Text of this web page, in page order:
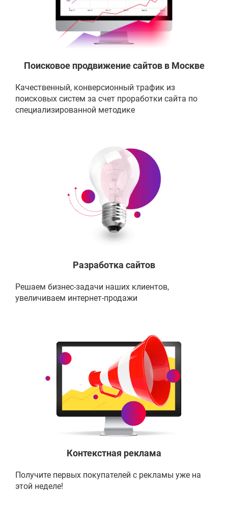
Поисковое продвижение сайтов в Москве
Качественный, конверсионный трафик из
поисковых систем за счет проработки сайта по
специализированной методике
Разработка сайтов
Решаем бизнес-задачи наших клиентов,
увеличиваем интернет-продажи
Контекстная реклама
Получите первых покупателей с рекламы уже на
этой неделе!